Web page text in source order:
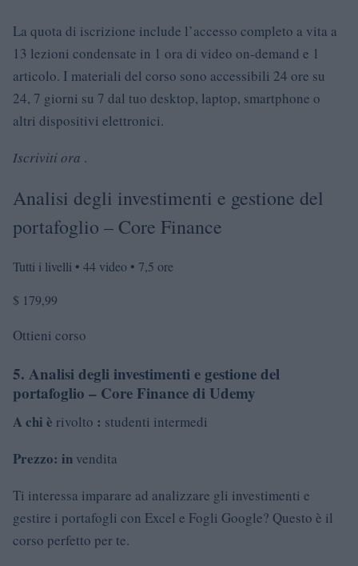
La quota di iscrizione include l’accesso completo a vita a
13 lezioni condensate in 1 ora di video on-demand e 1
articolo. I materiali del corso sono accessibili 24 ore su
24, 7 giorni su 7 dal tuo desktop, laptop, smartphone o
altri dispositivi elettronici.
Iscriviti ora .
Analisi degli investimenti e gestione del
portafoglio – Core Finance
Tutti i livelli • 44 video • 7,5 ore
$ 179,99
Ottieni corso
5. Analisi degli investimenti e gestione del
portafoglio – Core Finance di Udemy
A chi è rivolto : studenti intermedi
Prezzo: in vendita
Ti interessa imparare ad analizzare gli investimenti e
gestire i portafogli con Excel e Fogli Google? Questo è il
corso perfetto per te.